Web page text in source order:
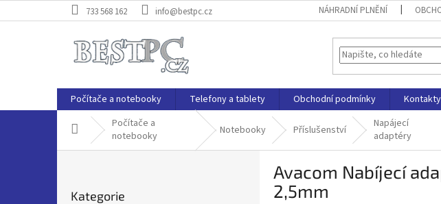
na
733 568 162 info@bestpc.cz NÁHRADNÍ PLNĚNÍ
Počítače a notebooky Telefony a tablety Obchodní podmínky Kontakty
Domů Počítače a
notebooky
Notebooky Příslušenství
Napájecí
adaptéry
kategorie
Kategorie
Avacom Nabíjecí
2,5mm